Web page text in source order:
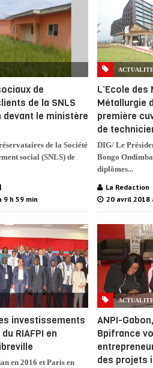
de
de la SNLS
le ministère
de la Société
social (SNLS) de
9 h 59 min
L’Ecole
Métallurgie
première
de
DIG/ Le
Bongo
diplômes...
La Redaction
20 avril 2018
investissements
RIAFPI en
en 2016 et Paris en
ANPI-
Bpifrance
des projets